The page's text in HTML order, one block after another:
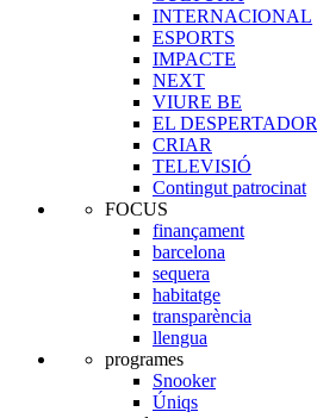
INTERNACIONAL
ESPORTS
IMPACTE
NEXT
VIURE BE
EL DESPERTADOR
CRIAR
TELEVISIÓ
Contingut patrocinat
FOCUS
finançament
barcelona
sequera
habitatge
transparència
llengua
programes
Snooker
Úniqs